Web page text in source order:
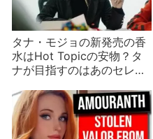
タナ・モジョの新発売の香
水はHot Topicの安物？タ
ナが目指すのはあのセレブ